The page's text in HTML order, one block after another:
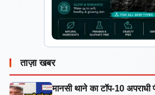
ताज़ा खबर
मानसी थाने का टॉप-10 अपराधी